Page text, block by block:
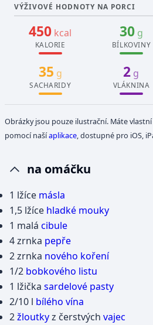
VÝŽIVOVÉ HODNOTY NA PORCI
450 kcal
KALORIE
30g
BÍLKOVINY
35 g
SACHARIDY
2 g
VLÁKNINA
Obrázky jsou pouze ilustrační. Máte
pomocí našíaplikace, dostupné pro iOS,
na omáčku
1 lžíce másla
1,5 lžíce hladké mouky
1 malá cibule
4 zrnka pepře
2 zrnka nového koření
1/2 bobkového listu
1 lžička sardelové pasty
2/10 l bílého vína
2žloutkyz čerstvých vajec